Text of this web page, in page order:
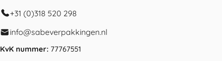
+31 (0)318 520 298
info@sabeverpakkingen.nl
KvK nummer: 77767551